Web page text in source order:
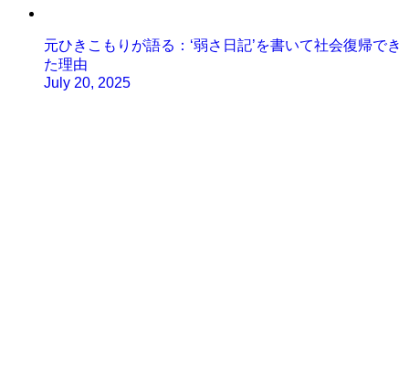
元ひきこもりが語る：‘弱さ日記’を書いて社会復帰でき
た理由
July 20, 2025